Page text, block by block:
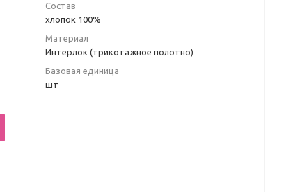
Состав
хлопок 100%
Материал
Интерлок (трикотажное полотно)
Базовая единица
шт